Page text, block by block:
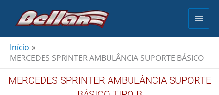
conteúdo
Início
MERCEDES SPRINTER AMBULÂNCIA SUPORTE BÁSICO
MERCEDES SPRINTER AMBULÂNCIA SUPORTE